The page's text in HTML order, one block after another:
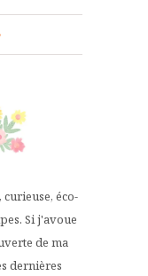
éco-
Si j'avoue
de ma
dernières